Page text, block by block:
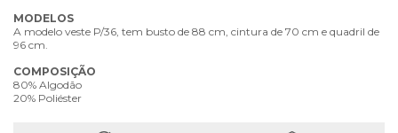
MODELOS
A modelo veste P/36, tem busto de 88 cm, cintura de 70 cm e quadril de
96 cm.
COMPOSIÇÃO
80% Algodão
20% Poliéster